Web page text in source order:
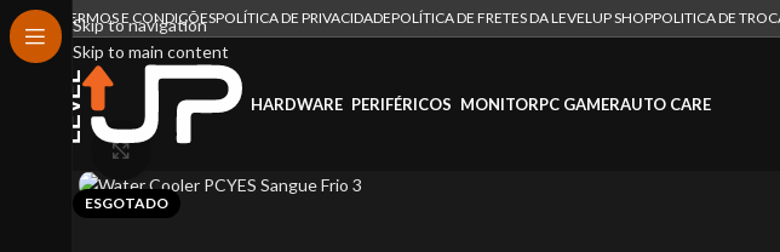
Skip to navigation
Skip to main content
TERMOS E CONDIÇÕESPOLÍTICA DE PRIVACIDADEPOLÍTICA DE FRETES DA LEVELUP SHOPPOLITICA DE
HARDWARE PERIFÉRICOS MONITORPC GAMERAUTO CARE
ESGOTADO
Click to enlarge